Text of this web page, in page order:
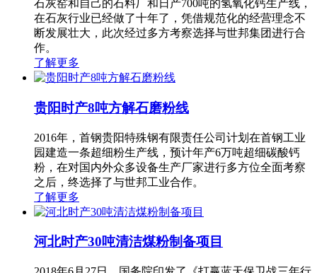
石灰窑和自己的石料厂和日产700吨的氢氧化钙生产线，
在石灰行业已经做了十年了，凭借规范化的经营理念不
断发展壮大，此次经过多方考察选择与世邦集团进行合
作。
了解更多
贵阳时产8吨方解石磨粉线
2016年，首钢贵阳特殊钢有限责任公司计划在首钢工业
园建造一条超细粉生产线，预计年产6万吨超细碳酸钙
粉，在对国内外众多设备生产厂家进行多方位全面考察
之后，终选择了与世邦工业合作。
了解更多
河北时产30吨清洁煤粉制备项目